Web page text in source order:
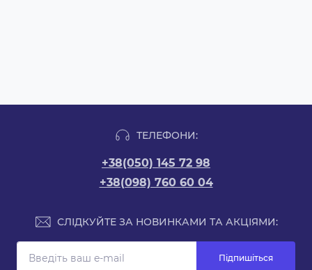
ТЕЛЕФОНИ:
+38(050) 145 72 98
+38(098) 760 60 04
СЛІДКУЙТЕ ЗА НОВИНКАМИ ТА АКЦІЯМИ:
Підпишіться